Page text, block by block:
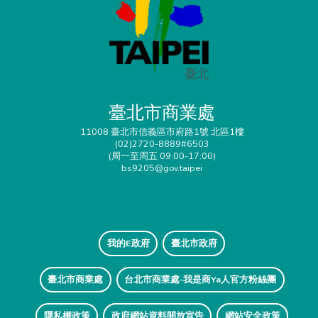
臺北市商業處
11008 臺北市信義區市府路1號 北區1樓
(02)2720-8889#6503
(周一至周五 09:00-17:00)
bs9205@gov.taipei
我的E政府 臺北市政府
臺北市商業處 台北市商業處-我是商Ya人官方粉絲團